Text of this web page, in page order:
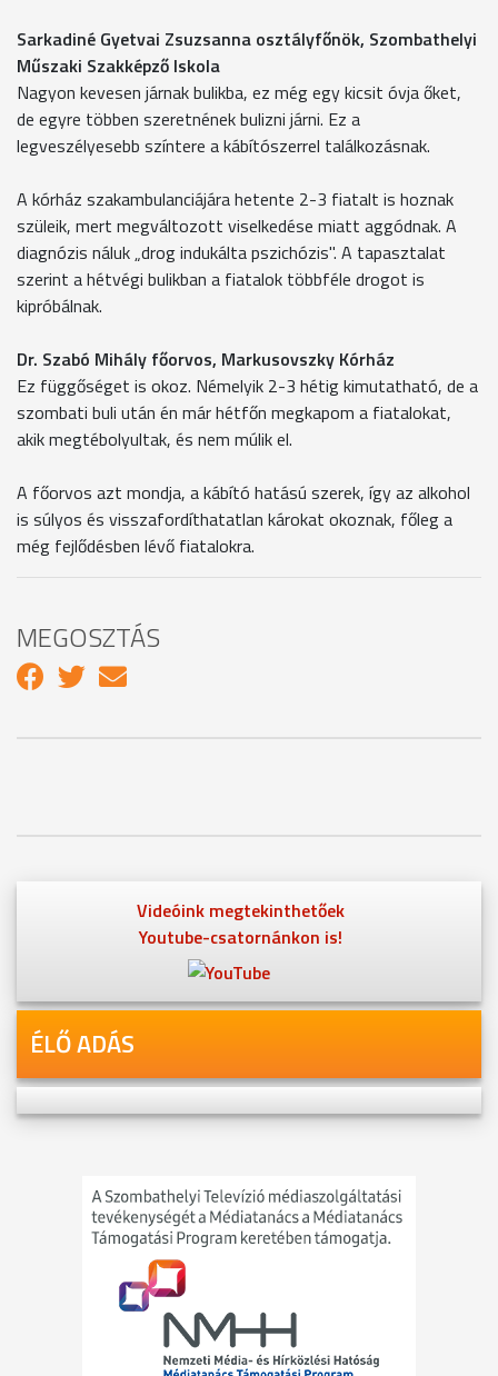
Sarkadiné Gyetvai Zsuzsanna osztályfőnök, Szombathelyi
Műszaki Szakképző Iskola
Nagyon kevesen járnak bulikba, ez még egy kicsit óvja őket,
de egyre többen szeretnének bulizni járni. Ez a
legveszélyesebb színtere a kábítószerrel találkozásnak.
A kórház szakambulanciájára hetente 2-3 fiatalt is hoznak
szüleik, mert megváltozott viselkedése miatt aggódnak. A
diagnózis náluk „drog indukálta pszichózis". A tapasztalat
szerint a hétvégi bulikban a fiatalok többféle drogot is
kipróbálnak.
Dr. Szabó Mihály főorvos, Markusovszky Kórház
Ez függőséget is okoz. Némelyik 2-3 hétig kimutatható, de a
szombati buli után én már hétfőn megkapom a fiatalokat,
akik megtébolyultak, és nem múlik el.
A főorvos azt mondja, a kábító hatású szerek, így az alkohol
is súlyos és visszafordíthatatlan károkat okoznak, főleg a
még fejlődésben lévő fiatalokra.
MEGOSZTÁS
Videóink megtekinthetőek
Youtube-csatornánkon is!
ÉLŐ ADÁS